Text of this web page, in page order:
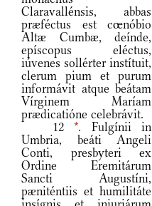
Claravallénsis, abbas
præféctus est cœnóbio
Altæ Cumbæ, deínde,
epíscopus eléctus,
iúvenes sollérter instítuit,
clerum pium et purum
informávit atque beátam
Vírginem Maríam
prædicatióne celebrávit.
12 *. Fulgínii in
Umbria, beáti Angeli
Conti, presbyteri ex
Ordine Eremitárum
Sancti Augustíni,
pæniténtiis et humilitáte